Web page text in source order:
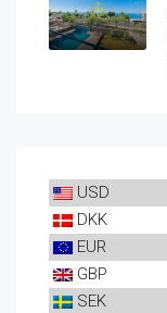
USD
DKK
EUR
GBP
SEK